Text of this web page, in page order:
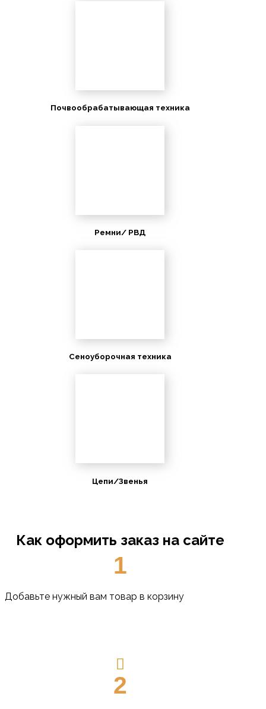
Почвообрабатывающая техника
Ремни/ РВД
Сеноуборочная техника
Цепи/Звенья
Как оформить заказ на сайте
1
Добавьте нужный вам товар в корзину
2